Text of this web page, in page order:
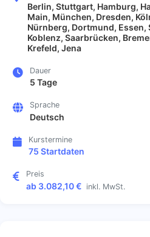
Berlin, Stuttgart, Hamburg,
Main, München, Dresden,
Nürnberg, Dortmund, Essen,
Koblenz, Saarbrücken,
Krefeld, Jena
Dauer
5 Tage
Sprache
Deutsch
Kurstermine
75 Startdaten
Preis
ab 3.082,10 € inkl. MwSt.